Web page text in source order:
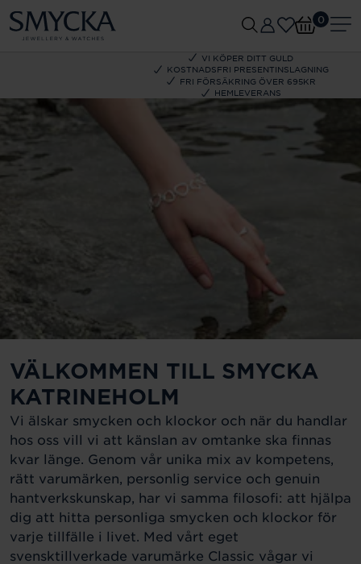
VI KÖPER DITT GULD
KOSTNADSFRI PRESENTINSLAGNING
FRI FÖRSÄKRING ÖVER 695KR
HEMLEVERANS
0
VÄLKOMMEN TILL SMYCKA
KATRINEHOLM
Vi älskar smycken och klockor och när du handlar
hos oss vill vi att känslan av omtanke ska finnas
kvar länge. Genom vår unika mix av kompetens,
rätt varumärken, personlig service och genuin
hantverkskunskap, har vi samma filosofi: att hjälpa
dig att hitta personliga smycken och klockor för
varje tillfälle i livet. Med vårt eget
svensktillverkade varumärke Classic vågar vi